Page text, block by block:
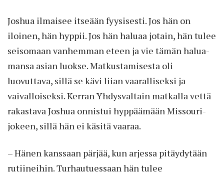
Joshua ilmaisee itseään fyysisesti. Jos hän on
iloinen, hän hyppii. Jos hän haluaa jotain, hän tulee
seisomaan vanhemman eteen ja vie tämän halua­
mansa asian luokse. Matkustamisesta oli
luovuttava, sillä se kävi liian vaaralliseksi ja
vaivalloiseksi. Kerran Yhdysvaltain matkalla vettä
rakastava Jos­hua onnistui hyppäämään Missouri-
jokeen, sillä hän ei käsitä vaaraa.
– Hänen kanssaan pärjää, kun arjessa pitäydytään
rutiineihin. Turhautuessaan hän tulee